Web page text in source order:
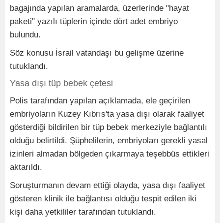
bagajında yapılan aramalarda, üzerlerinde "hayat
paketi" yazılı tüplerin içinde dört adet embriyo
bulundu.
Söz konusu İsrail vatandaşı bu gelişme üzerine
tutuklandı.
Yasa dışı tüp bebek çetesi
Polis tarafından yapılan açıklamada, ele geçirilen
embriyoların Kuzey Kıbrıs'ta yasa dışı olarak faaliyet
gösterdiği bildirilen bir tüp bebek merkeziyle bağlantılı
olduğu belirtildi. Şüphelilerin, embriyoları gerekli yasal
izinleri almadan bölgeden çıkarmaya teşebbüs ettikleri
aktarıldı.
Soruşturmanın devam ettiği olayda, yasa dışı faaliyet
gösteren klinik ile bağlantısı olduğu tespit edilen iki
kişi daha yetkililer tarafından tutuklandı.